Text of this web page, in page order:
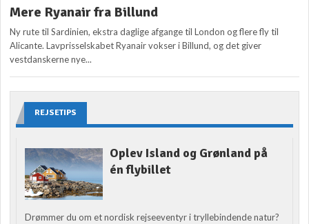
Mere Ryanair fra Billund
Ny rute til Sardinien, ekstra daglige afgange til London og flere fly til
Alicante. Lavprisselskabet Ryanair vokser i Billund, og det giver
vestdanskerne nye...
REJSETIPS
Oplev Island og Grønland på
én flybillet
Drømmer du om et nordisk rejseeventyr i tryllebindende natur?